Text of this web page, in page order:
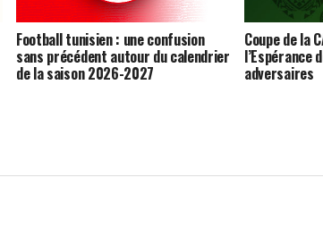
Football tunisien : une confusion
sans précédent autour du calendrier
de la saison 2026-2027
Coupe de la
l’Espérance
adversaires